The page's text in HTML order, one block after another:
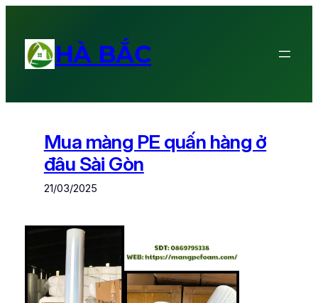
HÀ BẮC
Mua màng PE quấn hàng ở
đâu Sài Gòn
21/03/2025